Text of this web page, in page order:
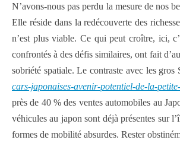
N’avons-nous pas perdu la mesure de nos
Elle réside dans la redécouverte des
n’est plus viable. Ce qui peut croître, ici,
confrontés à des défis similaires, ont fait
sobriété spatiale. Le contraste avec les
cars-japonaises-avenir-potentiel-de-la-
près de 40 % des ventes automobiles au
véhicules au japon sont déjà présentes sur
formes de mobilité absurdes. Rester